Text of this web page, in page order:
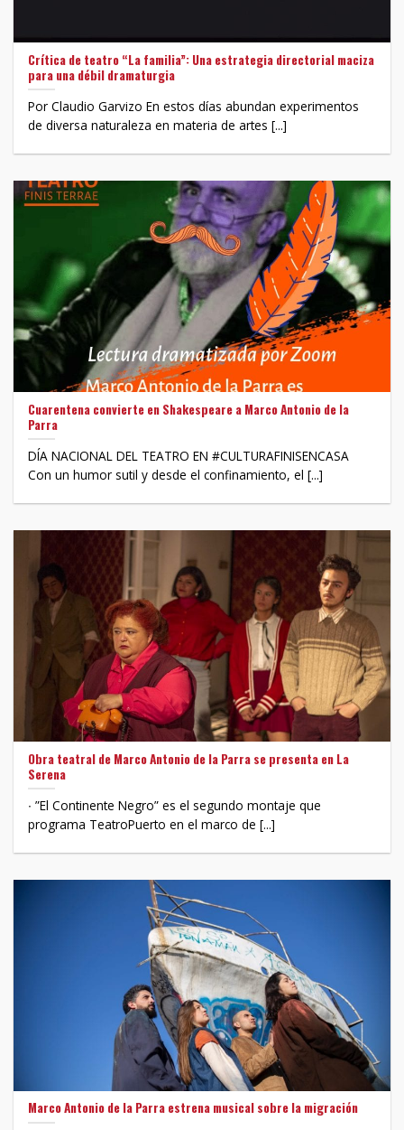
Crítica de teatro “La familia”: Una estrategia directorial maciza
para una débil dramaturgia
Por Claudio Garvizo En estos días abundan experimentos
de diversa naturaleza en materia de artes [...]
Cuarentena convierte en Shakespeare a Marco Antonio de la
Parra
DÍA NACIONAL DEL TEATRO EN #CULTURAFINISENCASA
Con un humor sutil y desde el confinamiento, el [...]
Obra teatral de Marco Antonio de la Parra se presenta en La
Serena
∙ ”El Continente Negro” es el segundo montaje que
programa TeatroPuerto en el marco de [...]
Marco Antonio de la Parra estrena musical sobre la migración